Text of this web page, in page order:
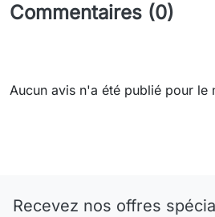
Commentaires (0)
Aucun avis n'a été publié pour le
Recevez nos offres